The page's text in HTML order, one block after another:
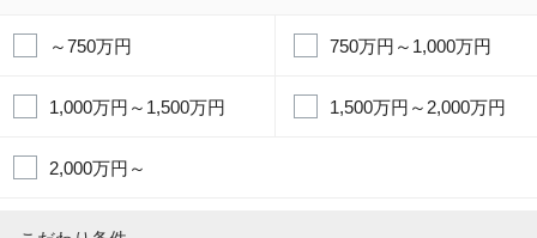
～750万円 750万円～1,000万円
1,000万円～1,500万円 1,500万円～2,000万円
2,000万円～